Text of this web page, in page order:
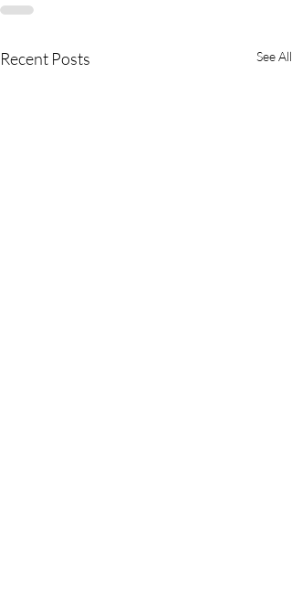
Recent Posts See All